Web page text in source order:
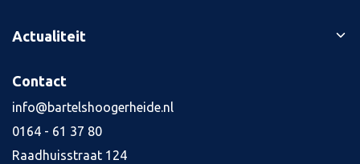
Succesverhalen
Bedrijfsopvolging
Boekhouding
Kredietaanvraag
Jaarrekening
Salarisadministratie
Actualiteit
Blog
Kennisbank
Vacatures
4
Contact
info@bartelshoogerheide.nl
0164 - 61 37 80
Raadhuisstraat 124